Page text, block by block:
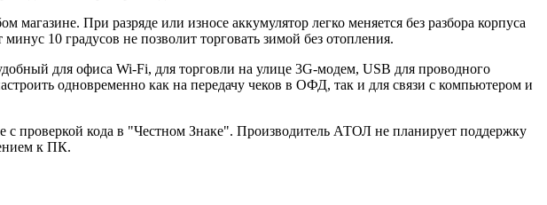
При разряде или износе аккумулятор легко меняется без разбора корпуса
10 градусов не позволит торговать зимой без отопления.
для офиса Wi-Fi, для торговли на улице 3G-модем, USB для проводного
одновременно как на передачу чеков в ОФД, так и для связи с компьютером и
кода в "Честном Знаке". Производитель АТОЛ не планирует поддержку
к ПК.